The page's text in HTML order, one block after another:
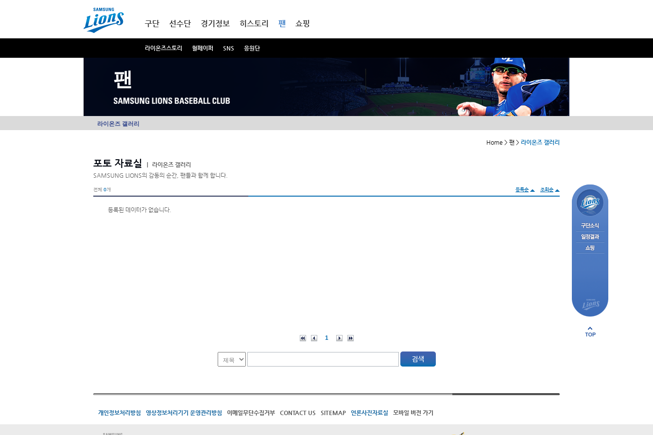
구단 선수단 경기정보 히스토리 팬
라이온즈스토리 월페이퍼 SNS 응원단
쇼핑
팬
라이온즈 갤러리
Home > 팬 > 라이온즈 갤러리
포토 자료실
라이온즈 갤러리
SAMSUNG LIONS의 감동의 순간, 팬들과 함께 합니다.
전체 0개 등록순 조회순
등록된 데이터가 없습니다.
1
개인정보처리방침 영상정보처리기기 운영관리방침 이메일무단수집거부 CONTACT US SITEMAP 언론사진자료실 모바일 버전 가기